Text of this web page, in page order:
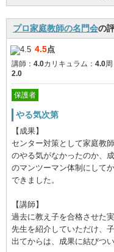
プロ家庭教師の名門会の
4.5点
講師： 4.0カリキュラム： 4.0
2.0
保護者
やる気次第
【成果】
センター対策として家庭教
のやる気がなかったのか、
のマンツーマン体制にして
できました。
【講師】
過去に教え子を合格させた
先生を紹介していただけ、
出てからは、成果に結びつ